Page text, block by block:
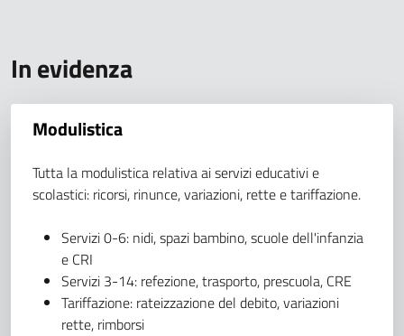
In evidenza
Modulistica
Tutta la modulistica relativa ai servizi educativi e
scolastici: ricorsi, rinunce, variazioni, rette e tariffazione.
Servizi 0-6: nidi, spazi bambino, scuole dell'infanzia
e CRI
Servizi 3-14: refezione, trasporto, prescuola, CRE
Tariffazione: rateizzazione del debito, variazioni
rette, rimborsi